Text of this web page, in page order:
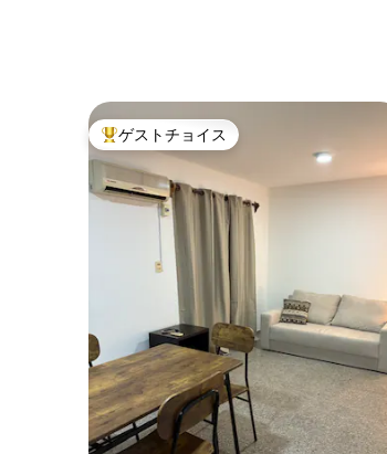
大好評のゲストチョイスです。
ゲストチョイス